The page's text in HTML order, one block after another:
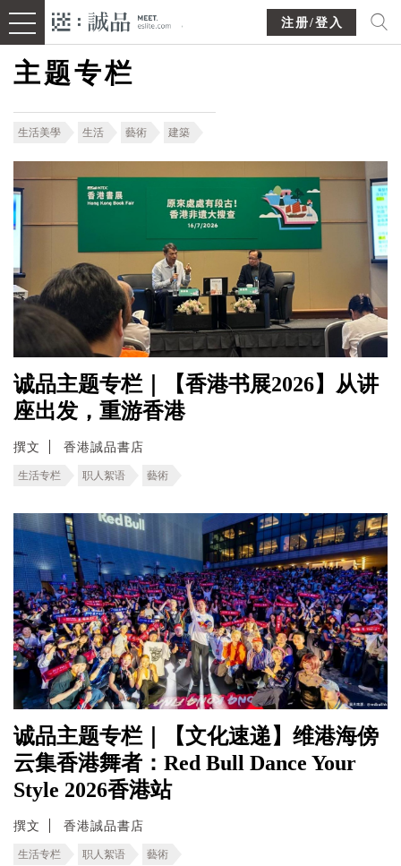
注册/登入
主题专栏
生活美學 生活 藝術 建築
诚品主题专栏｜【香港书展2026】从讲
座出发，重游香港
撰文 香港誠品書店
生活专栏 职人絮语 藝術
诚品主题专栏｜【文化速递】维港海傍
云集香港舞者：Red Bull Dance Your
Style 2026香港站
撰文 香港誠品書店
生活专栏 职人絮语 藝術